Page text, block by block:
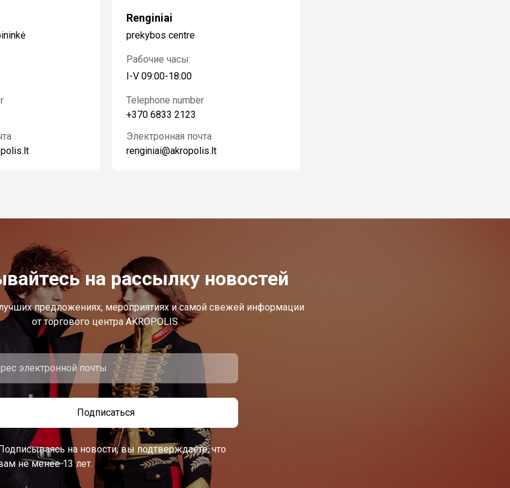
Renginiai
prekybos centre
Рабочие часы:
I-V 09:00-18:00
Telephone number
+370 6833 2123
Электронная почта
renginiai@akropolis.lt
на рассылку новостей
предложениях, мероприятиях и самой свежей информации
от торгового центра AKROPOLIS.
Подписаться
на новости, вы подтверждаете, что
не менее 13 лет.